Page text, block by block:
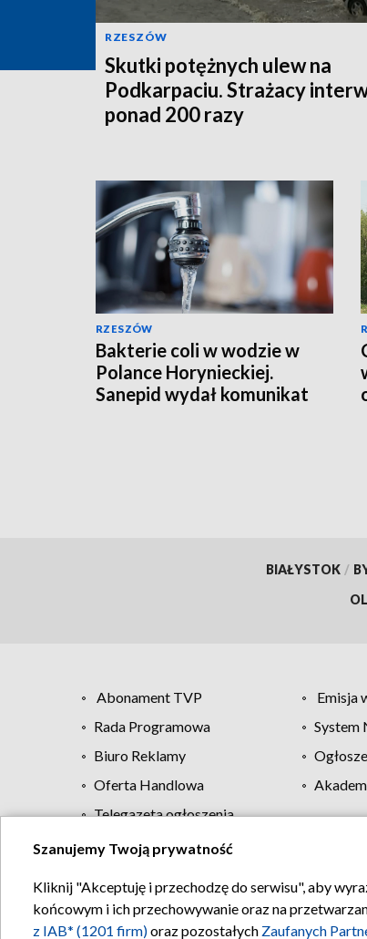
RZESZÓW
Skutki potężnych ulew na
Podkarpaciu. Strażacy
ponad 200 razy
RZESZÓW
Bakterie coli w wodzie w
Polance Horynieckiej.
Sanepid wydał komunikat
BIAŁYSTOK /
Abonament TVP Emisja
Rada Programowa
System
Biuro Reklamy
Oferta Handlowa
Telegazeta ogłoszenia
Regulamin
Szanujemy Twoją prywatność
Kliknij "Akceptuję i przechodzę do serwisu", aby
końcowym i ich przechowywanie oraz na
z IAB* (1201 firm)oraz pozostałych Zaufanych